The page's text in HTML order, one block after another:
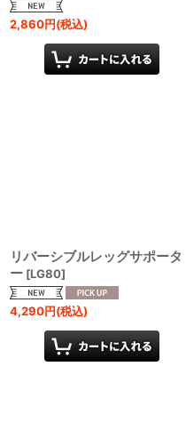
2,860円(税込)
リバーシブルレッグサポータ
ー [LG80]
4,290円(税込)